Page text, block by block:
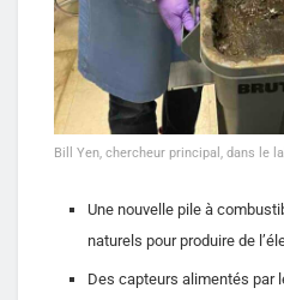
Bill Yen, chercheur principal, dans le
Une nouvelle pile à
naturels pour produire de
Des capteurs alimentés par